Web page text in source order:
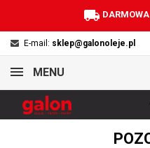
local_shipping
E-mail: sklep@galonoleje.pl
MENU